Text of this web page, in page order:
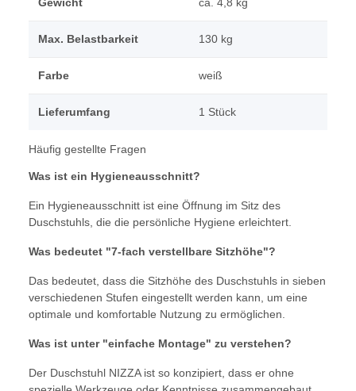
Max. Belastbarkeit 130 kg
Farbe weiß
Lieferumfang 1 Stück
Häufig gestellte Fragen
Was ist ein Hygieneausschnitt?
Ein Hygieneausschnitt ist eine Öffnung im Sitz des
Duschstuhls, die die persönliche Hygiene erleichtert.
Was bedeutet "7-fach verstellbare Sitzhöhe"?
Das bedeutet, dass die Sitzhöhe des Duschstuhls in sieben
verschiedenen Stufen eingestellt werden kann, um eine
optimale und komfortable Nutzung zu ermöglichen.
Was ist unter "einfache Montage" zu verstehen?
Der Duschstuhl NIZZA ist so konzipiert, dass er ohne